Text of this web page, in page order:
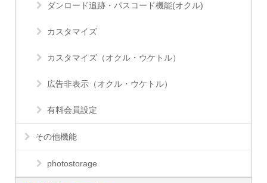
ダンロード追跡・パスコード機能(オクル)
カスタマイズ
カスタマイズ（オクル・ウケトル）
広告非表示（オクル・ウケトル）
有料会員設定
その他機能
photostorage